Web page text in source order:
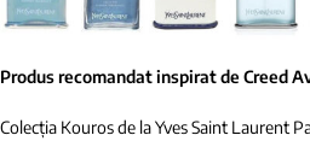
Produs recomandat inspirat de Creed
Colecția Kouros de la Yves Saint Laurent